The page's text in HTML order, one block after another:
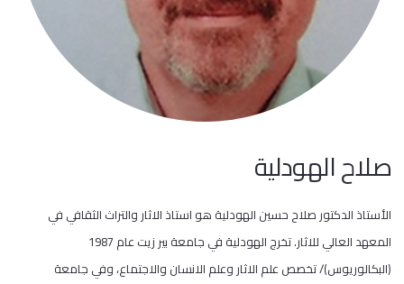
صلاح الهودلية
الأستاذ الدكتور صلاح حسين الهودلية هو استاذ الاثار والتراث الثقافي في
المعهد العالي للاثار. تخرج الهودلية في جامعة بير زيت عام 1987
(البكالوريوس)/ تخصص علم الاثار وعلم الانسان والاجتماع، وفي جامعة